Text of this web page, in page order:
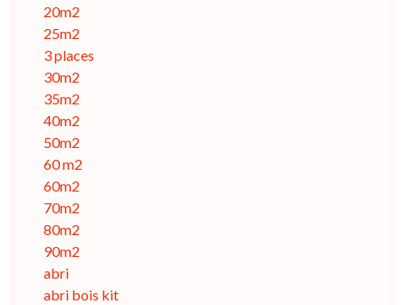
20m2
25m2
3 places
30m2
35m2
40m2
50m2
60 m2
60m2
70m2
80m2
90m2
abri
abri bois kit